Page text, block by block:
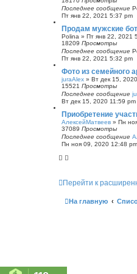
Последнее сообщение
Пт янв 22, 2021 5:37 pm
Продам мужские
Polina » Пт янв 22, 2021
18209 Просмотры
Последнее сообщение
Пт янв 22, 2021 5:32 pm
Фото из семейного
juraAlex » Вт дек 15,
15521 Просмотры
Последнее сообщение
Вт дек 15, 2020 11:59 pm
Приобретение
АлексейМатвеев » Пн
37089 Просмотры
Последнее сообщение
Пн ноя 09, 2020 12:48 pm
Перейти к
На главную